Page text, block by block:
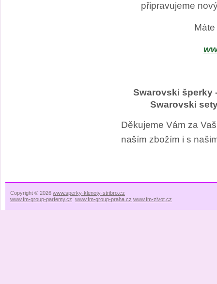
připravujeme
Swarovski šperky
Swarovski
Děkujeme Vám za
naším zbožím i s
Copyright © 2026 www.sperky-klenoty-stribro.cz
www.fm-group-parfemy.cz www.fm-group-praha.cz www.fm-zivot.cz